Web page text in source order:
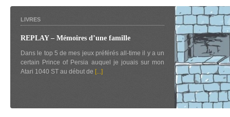
LIVRES
REPLAY – Mémoires d’une famille
Dans le top 5 de mes jeux préférés all-time il y a un
certain Prince of Persia auquel je jouais sur mon
Atari 1040 ST au début de [...]